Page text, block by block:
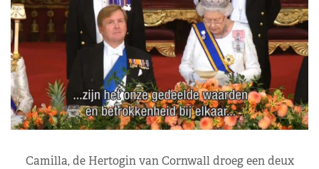
Camilla, de Hertogin van Cornwall droeg een deux